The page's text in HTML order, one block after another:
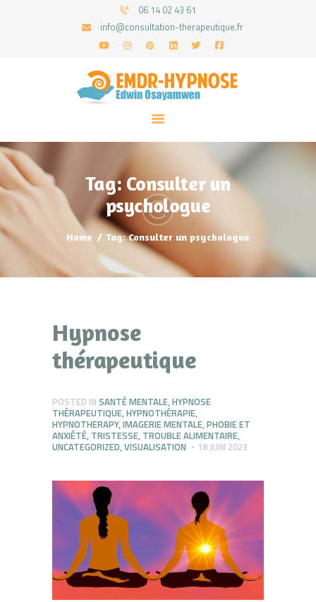
06 14 02 43 61
info@consultation-therapeutique.fr
Tag: Consulter un
psychologue
Home Tag: Consulter un psychologue
ACCUEIL
MON APPROCHE
ARTICLES
CONSULTATIONS
PRENEZ UN RDV
Hypnose
thérapeutique
POSTED IN SANTÉ MENTALE,HYPNOSE
THÉRAPEUTIQUE,HYPNOTHÉRAPIE,
HYPNOTHERAPY,IMAGERIE MENTALE,PHOBIE ET
ANXIÉTÉ, TRISTESSE, TROUBLE ALIMENTAIRE,
UNCATEGORIZED,VISUALISATION 18 JUIN 2023